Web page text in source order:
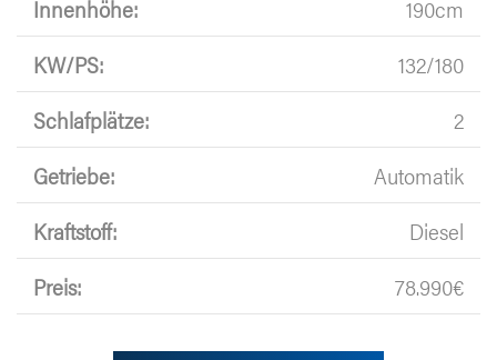
Innenhöhe:
190cm
KW/PS:
132/180
Schlafplätze:
2
Getriebe:
Automatik
Kraftstoff:
Diesel
Preis:
78.990€